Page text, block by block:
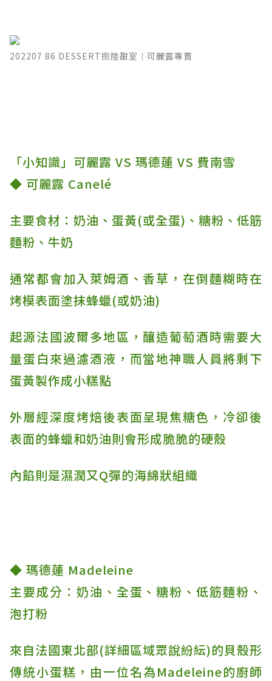
202207 86 DESSERT捌陸甜室｜可麗露專賣
「小知識」可麗露 VS 瑪德蓮 VS 費南雪
◆ 可麗露 Canelé
主要食材：奶油、蛋黃(或全蛋)、糖粉、低筋
麵粉、牛奶
通常都會加入萊姆酒、香草，在倒麵糊時在
烤模表面塗抹蜂蠟(或奶油)
起源法國波爾多地區，釀造葡萄酒時需要大
量蛋白來過濾酒液，而當地神職人員將剩下
蛋黃製作成小糕點
外層經深度烤焙後表面呈現焦糖色，冷卻後
表面的蜂蠟和奶油則會形成脆脆的硬殼
內餡則是濕潤又Q彈的海綿狀組織
◆ 瑪德蓮 Madeleine
主要成分：奶油、全蛋、糖粉、低筋麵粉、
泡打粉
來自法國東北部(詳細區域眾說紛紜)的貝殼形
傳統小蛋糕，由一位名為Madeleine的廚師